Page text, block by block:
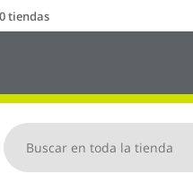
tiendas